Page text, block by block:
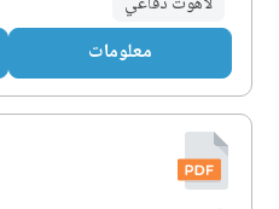
معلومات